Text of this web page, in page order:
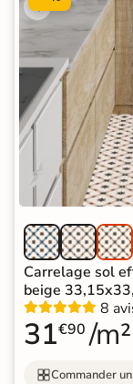
Carrelage sol
beige
8
31€90 /m²
Commander